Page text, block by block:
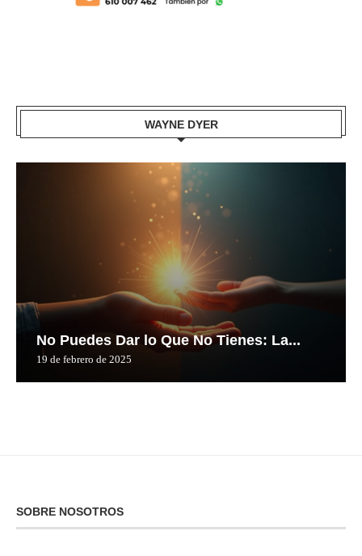
WAYNE DYER
No Puedes Dar lo Que No Tienes: La...
19 de febrero de 2025
SOBRE NOSOTROS